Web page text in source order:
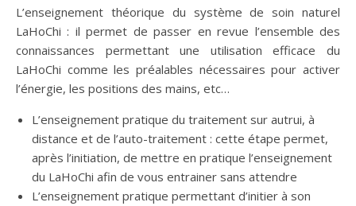
L’enseignement théorique du système de soin naturel
LaHoChi : il permet de passer en revue l’ensemble des
connaissances permettant une utilisation efficace du
LaHoChi comme les préalables nécessaires pour activer
l’énergie, les positions des mains, etc…
L’enseignement pratique du traitement sur autrui, à
distance et de l’auto-traitement : cette étape permet,
après l’initiation, de mettre en pratique l’enseignement
du LaHoChi afin de vous entrainer sans attendre
L’enseignement pratique permettant d’initier à son